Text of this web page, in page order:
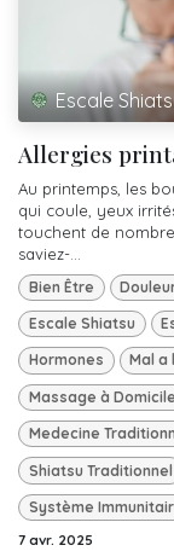
Escale
Allergies
Au printemps, les
qui coule, yeux
touchent de
saviez-...
Bien Être
Escale Shiatsu
Hormones Mal a
Massage à
Medecine
Shiatsu Traditionnel
Système
7 avr. 2025